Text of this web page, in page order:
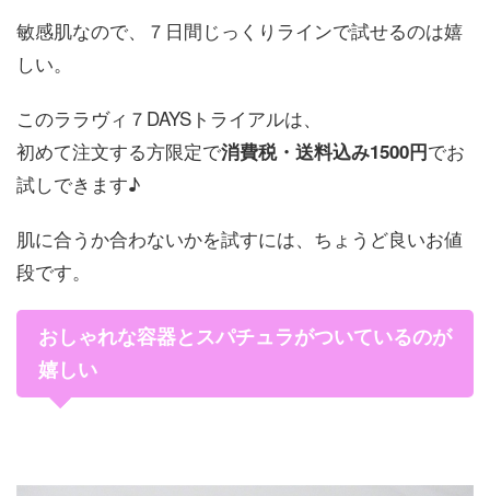
敏感肌なので、７日間じっくりラインで試せるのは嬉
しい。
このララヴィ７DAYSトライアルは、
初めて注文する方限定で消費税・送料込み1500円でお
試しできます♪
肌に合うか合わないかを試すには、ちょうど良いお値
段です。
おしゃれな容器とスパチュラがついているのが
嬉しい